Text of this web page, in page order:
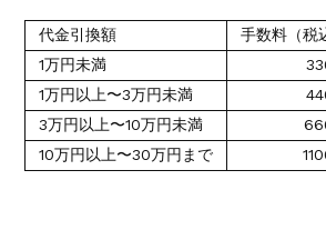
代金引換額
手数料（税
1万円未満
1万円以上〜3万円未満
3万円以上〜10万円未満
10万円以上〜30万円まで